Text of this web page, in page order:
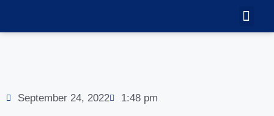
September 24, 2022 1:48 pm